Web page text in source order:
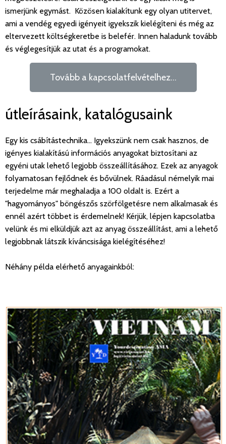
ismerjünk egymást. Közösen kialakítunk egy olyan utitervet,
ami a vendég egyedi igényeit igyekszik kielégíteni és még az
eltervezett költségkeretbe is belefér. Innen haladunk tovább
és véglegesítjük az utat és a programokat.
Tovább a kapcsolatfelvételhez...
útleírásaink, katalógusaink
Egy kis csábítástechnika... Igyekszünk nem csak hasznos, de
igényes kialakítású információs anyagokat biztosítani az
egyéni utak lehető legjobb összeállításához. Ezek az anyagok
folyamatosan fejlődnek és bővülnek. Ráadásul némelyik mai
terjedelme már meghaladja a 100 oldalt is. Ezért a
"hagyományos" böngészős szörfölgetésre nem alkalmasak és
ennél azért többet is érdemelnek! Kérjük, lépjen kapcsolatba
velünk és mi elküldjük azt az anyag összeállítást, ami a lehető
legjobbnak látszik kíváncsisága kielégítéséhez!
Néhány példa elérhető anyagainkból: